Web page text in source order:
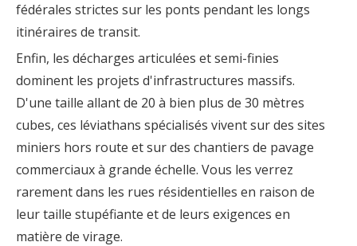
fédérales strictes sur les ponts pendant les longs
itinéraires de transit.
Enfin, les décharges articulées et semi-finies
dominent les projets d'infrastructures massifs.
D'une taille allant de 20 à bien plus de 30 mètres
cubes, ces léviathans spécialisés vivent sur des sites
miniers hors route et sur des chantiers de pavage
commerciaux à grande échelle. Vous les verrez
rarement dans les rues résidentielles en raison de
leur taille stupéfiante et de leurs exigences en
matière de virage.